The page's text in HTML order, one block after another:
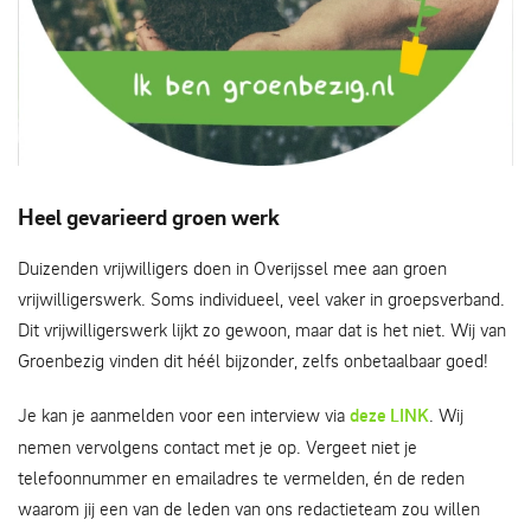
Heel gevarieerd groen werk
Duizenden vrijwilligers doen in Overijssel mee aan groen
vrijwilligerswerk. Soms individueel, veel vaker in groepsverband.
Dit vrijwilligerswerk lijkt zo gewoon, maar dat is het niet. Wij van
Groenbezig vinden dit héél bijzonder, zelfs onbetaalbaar goed!
Je kan je aanmelden voor een interview via deze LINK. Wij
nemen vervolgens contact met je op. Vergeet niet je
telefoonnummer en emailadres te vermelden, én de reden
waarom jij een van de leden van ons redactieteam zou willen